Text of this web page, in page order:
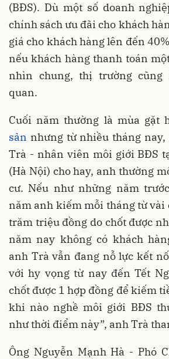
(BĐS). Dù một số doanh
chính sách ưu đãi cho khách
giá cho khách hàng lên đến
nếu khách hàng thanh toán
nhìn chung, thị trường cũng
quan.
Cuối năm thường là mùa gặt
sản nhưng từ nhiều tháng nay,
Trà - nhân viên môi giới BĐS
(Hà Nội) cho hay, anh thường
cư. Nếu như những năm
năm anh kiếm mỗi tháng từ vài
trăm triệu đồng do chốt được
năm nay không có khách
anh Trà vẫn đang nỗ lực kết
với hy vọng từ nay đến Tết
chốt được 1 hợp đồng để kiếm
khi nào nghề môi giới BĐS
như thời điểm này”, anh Trà
Ông Nguyễn Mạnh Hà - Phó